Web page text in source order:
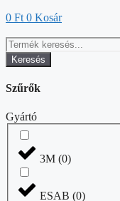
0 Ft 0 Kosár
Keresés
Szűrők
Gyártó
3M (0)
ESAB (0)